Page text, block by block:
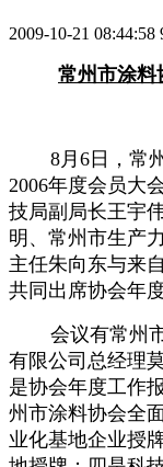
2009-10-21 08:44:58
常州市涂料
8 月 6日，常
2006年度会员大
技局副局长王宇
明、常州市生产
主任朱向东与来
共同出席协会年
会议有常州
有限公司总经理
是协会年度工作
州市涂料协会全
业化基地企业授